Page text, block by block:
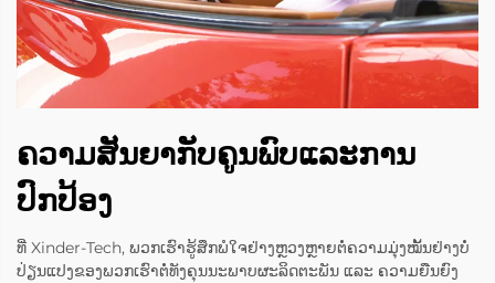
ຄວາມສັນຍາກັບຄູນພົບແລະການ
ປົກປ້ອງ
ທີ່ Xinder-Tech, ພວກເຮົາຮູ້ສຶກພໍໃຈຢ່າງຫຼວງຫຼາຍຕໍ່ຄວາມມຸ່ງໝັ້ນຢ່າງບໍ່
ປ່ຽນແປງຂອງພວກເຮົາຕໍ່ທັງຄຸນນະພາບຜະລິດຕະພັນ ແລະ ຄວາມຍືນຍົງ